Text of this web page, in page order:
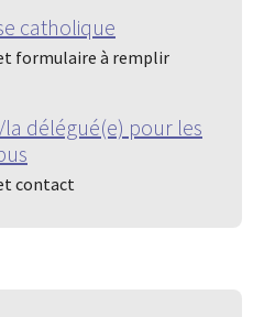
catholique
formulaire à remplir
délégué(e) pour les
contact